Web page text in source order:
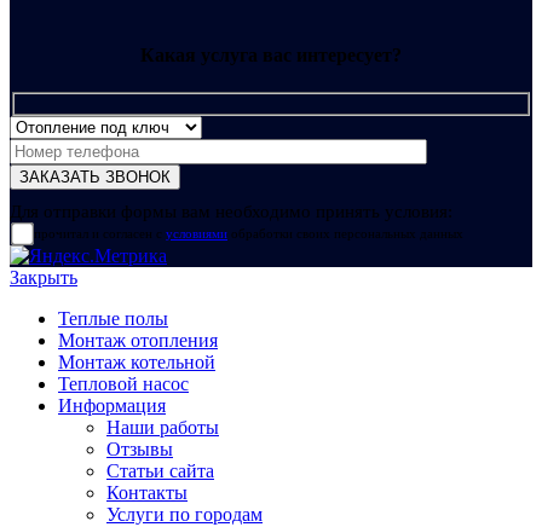
Какая услуга вас интересует?
Для отправки формы вам необходимо принять условия:
прочитал и согласен с условиями обработки своих персональных данных
Закрыть
Теплые полы
Монтаж отопления
Монтаж котельной
Тепловой насос
Информация
Наши работы
Отзывы
Статьи сайта
Контакты
Услуги по городам